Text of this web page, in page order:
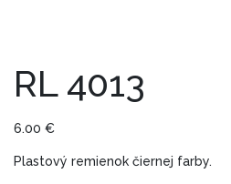
RL 4013
6.00 €
Plastový remienok čiernej farby.